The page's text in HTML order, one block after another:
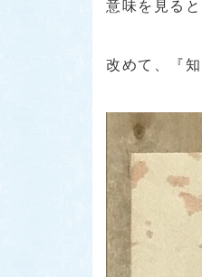
意味を見る
改めて、『